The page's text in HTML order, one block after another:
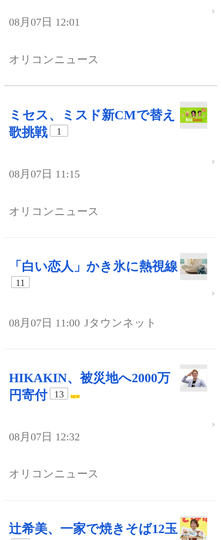
08月07日 12:01
オリコンニュース
ミセス、ミスド新CMで替え
歌挑戦
1
08月07日 11:15
オリコンニュース
「白い恋人」かき氷に熱視線
11
08月07日 11:00 Jタウンネット
HIKAKIN、被災地へ2000万
円寄付
13
08月07日 12:32
オリコンニュース
辻希美、一家で焼きそば12玉